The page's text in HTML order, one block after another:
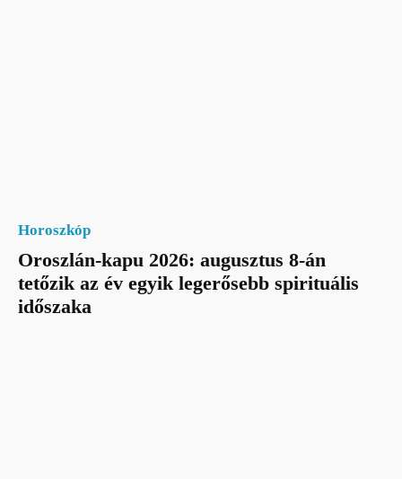
Horoszkóp
Oroszlán-kapu 2026: augusztus 8-án
tetőzik az év egyik legerősebb spirituális
időszaka